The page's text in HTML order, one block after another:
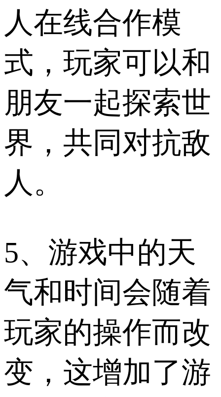
人在线合作模
式，玩家可以和
朋友一起探索世
界，共同对抗敌
人。
5、游戏中的天
气和时间会随着
玩家的操作而改
变，这增加了游